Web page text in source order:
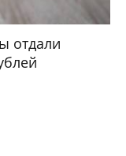
отдали